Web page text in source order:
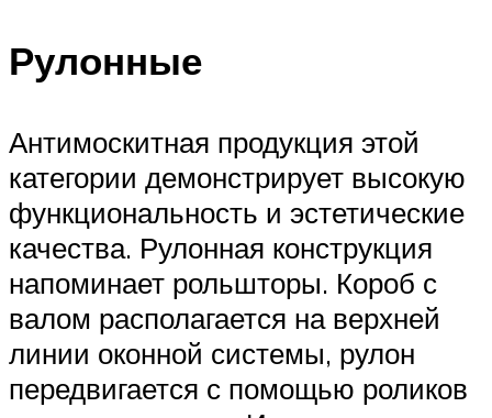
Рулонные
Антимоскитная продукция этой
категории демонстрирует высокую
функциональность и эстетические
качества. Рулонная конструкция
напоминает рольшторы. Короб с
валом располагается на верхней
линии оконной системы, рулон
передвигается с помощью роликов